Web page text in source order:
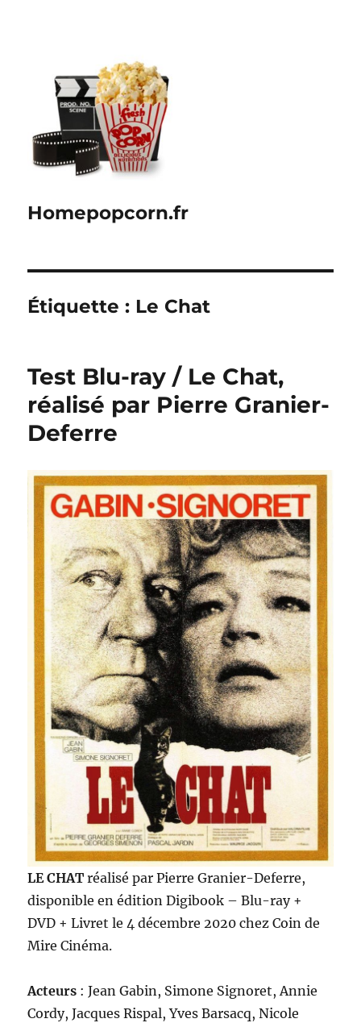
Homepopcorn.fr
Étiquette : Le Chat
Test Blu-ray / Le Chat,
réalisé par Pierre Granier-
Deferre
LE CHATréalisé par Pierre Granier-Deferre,
disponible en édition Digibook – Blu-ray +
DVD + Livret le 4 décembre 2020 chez Coin de
Mire Cinéma.
Acteurs : Jean Gabin, Simone Signoret, Annie
Cordy, Jacques Rispal, Yves Barsacq, Nicole